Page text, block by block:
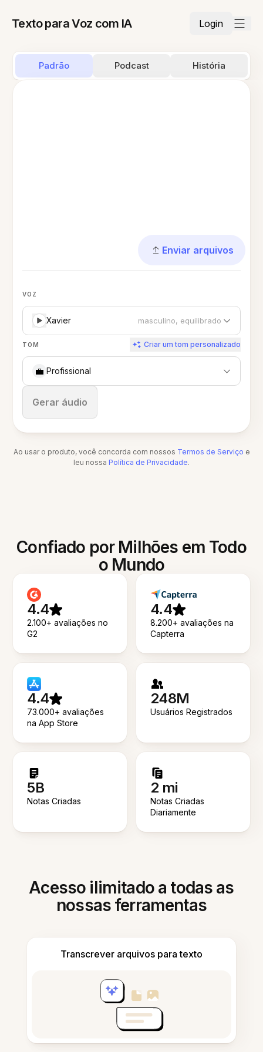
Texto para Voz com IA Login
Padrão Podcast História
Enviar arquivos
VOZ
Xavier masculino, equilibrado
TOM Criar um tom personalizado
💼 Profissional
Gerar áudio
Parar
Ao usar o produto, você concorda com nossos Termos de Serviço e
leu nossa Política de Privacidade.
Confiado por Milhões em Todo
o Mundo
4.4
2.100+ avaliações no
G2
4.4
8.200+ avaliações na
Capterra
4.4
73.000+ avaliações
na App Store
248M
Usuários Registrados
5B
Notas Criadas
2 mi
Notas Criadas
Diariamente
Acesso ilimitado a todas as
nossas ferramentas
Transcrever arquivos para texto